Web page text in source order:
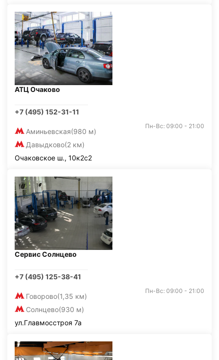
АТЦ Очаково
+7 (495) 152-31-11
Аминьевская(980 м)
Давыдково(2 км)
Пн-Вс: 09:00 - 21:00
Очаковское ш., 10к2с2
Сервис Солнцево
+7 (495) 125-38-41
Говорово(1,35 км)
Солнцево(930 м)
Пн-Вс: 09:00 - 21:00
ул.Главмосстроя 7а